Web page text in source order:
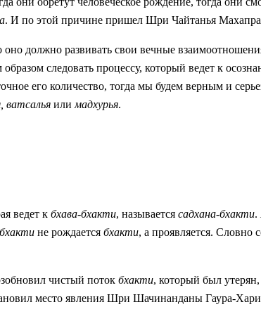
. И по этой причине пришел Шри Чайтанья
должно развивать свои вечные
следовать процессу, который ведет к
его количество, тогда мы будем верным и
ватсалья или мадхурья.
ведет к бхава-бхакти, называется садхана-бхакти.
не рождается бхакти, а проявляется. Словно
чистый поток бхакти, который был
место явления Шри Шачинанданы Гаура-